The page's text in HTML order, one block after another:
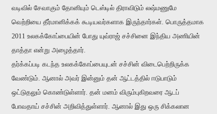
வடிவில் சேவாகும் தோனியும் டெஸ்டில் திராவிடும் லஷ்மணுமே
வெற்றியை தீர்மானிக்கக் கூடியவர்களாக இருந்தார்கள். பொருத்தமாக
2011 உலகக்கோப்பையின் போது யுவ்ராஜ் சச்சினை இந்திய அணியின்
தாத்தா என்று அழைத்தார்.
தர்க்கப்படி கடந்த உலகக்கோப்பையுடன் சச்சின் விடைபெற்றிருக்க
வேண்டும். ஆனால் அவர் இன்னும் தன் ஆட்டத்தில் ஈடுபாடும்
ஒட்டுதலும் கொண்டுள்ளார். தன் மனம் விரும்புகிறவரை ஆடப்
போவதாய் சச்சின் அறிவித்துள்ளார். ஆனால் இது ஒரு சிக்கலான